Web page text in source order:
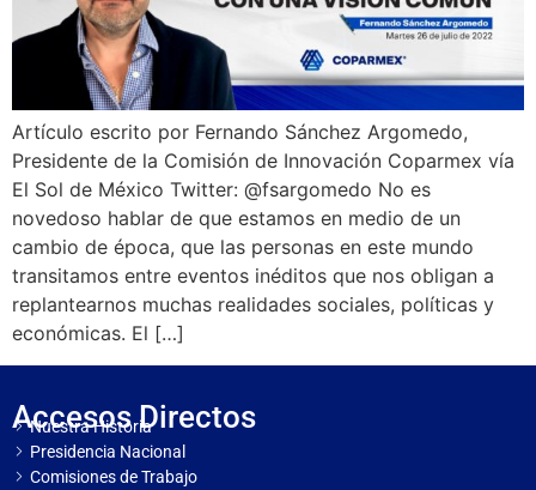
Artículo escrito por Fernando Sánchez Argomedo,
Presidente de la Comisión de Innovación Coparmex vía
El Sol de México Twitter: @fsargomedo No es
novedoso hablar de que estamos en medio de un
cambio de época, que las personas en este mundo
transitamos entre eventos inéditos que nos obligan a
replantearnos muchas realidades sociales, políticas y
económicas. El […]
Accesos Directos
Nuestra Historia
Presidencia Nacional
Comisiones de Trabajo